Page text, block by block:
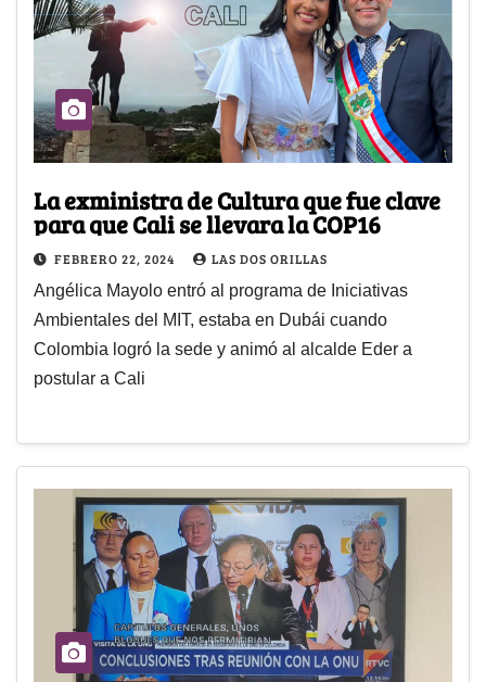
La exministra de Cultura que fue clave
para que Cali se llevara la COP16
FEBRERO 22, 2024 LAS DOS ORILLAS
Angélica Mayolo entró al programa de Iniciativas
Ambientales del MIT, estaba en Dubái cuando
Colombia logró la sede y animó al alcalde Eder a
postular a Cali